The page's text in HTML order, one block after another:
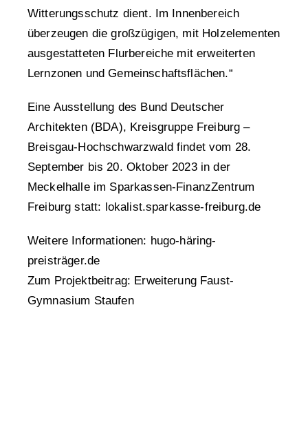
Witterungsschutz dient. Im Innenbereich
überzeugen die großzügigen, mit Holzelementen
ausgestatteten Flurbereiche mit erweiterten
Lernzonen und Gemeinschaftsflächen.“
Eine Ausstellung des Bund Deutscher
Architekten (BDA), Kreisgruppe Freiburg –
Breisgau-Hochschwarzwald findet vom 28.
September bis 20. Oktober 2023 in der
Meckelhalle im Sparkassen-FinanzZentrum
Freiburg statt: lokalist.sparkasse-freiburg.de
Weitere Informationen: hugo-häring-
preisträger.de
Zum Projektbeitrag: Erweiterung Faust-
Gymnasium Staufen